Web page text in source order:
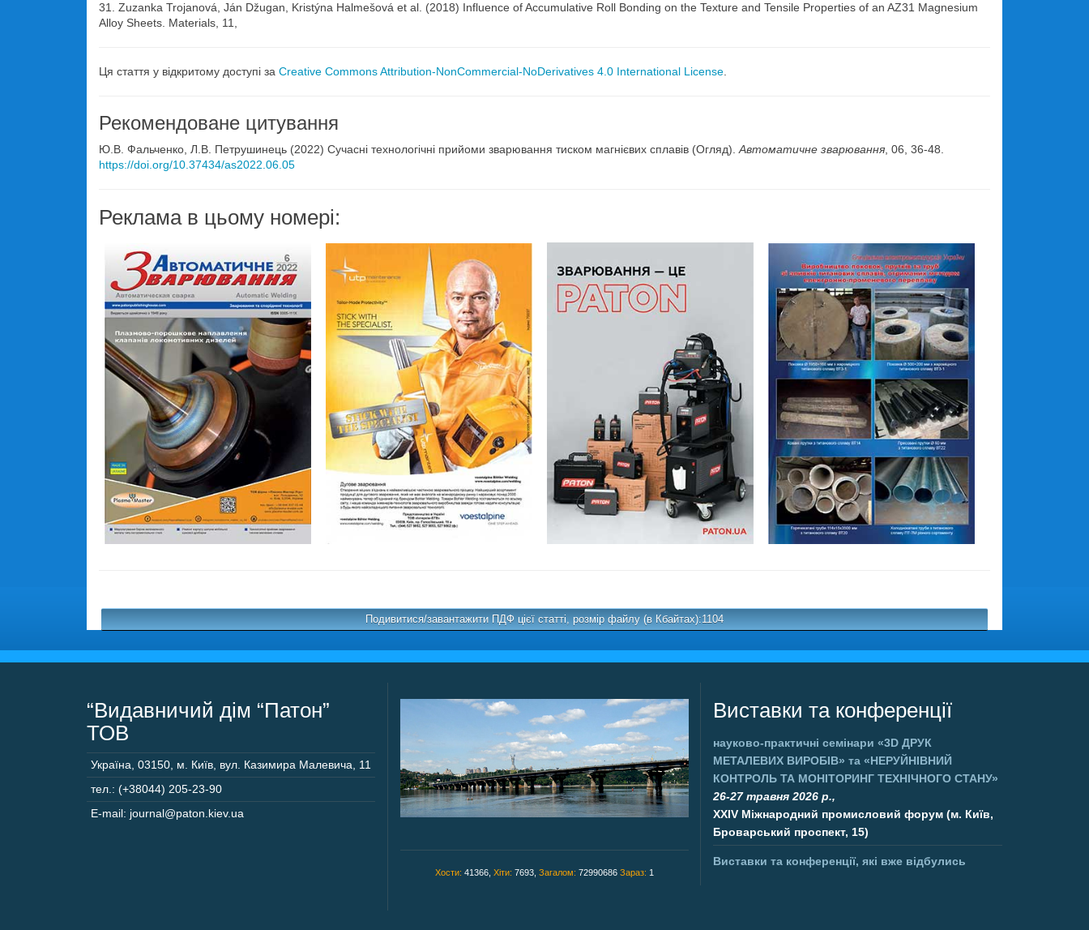
31. Zuzanka Trojanová, Ján Džugan, Kristýna Halmešová et al. (2018) Influence of Accumulative Roll Bonding on the Texture and Tensile Properties of an AZ31 Magnesium
Alloy Sheets. Materials, 11,
Ця стаття у відкритому доступі за Creative Commons Attribution-NonCommercial-NoDerivatives 4.0 International License
Рекомендоване цитування
Ю.В. Фальченко, Л.В. Петрушинець (2022) Сучасні технологічні прийоми зварювання тиском магнієвих сплавів (Огляд). Автоматичне зварювання , 06, 36-48.
https://doi.org/10.37434/as2022.06.05
Реклама в цьому номері:
Подивитися/завантажити ПДФ цієї статті, розмір файлу (в Кбайтах):1104
“Видавничий дім “Патон”
ТОВ
Україна 03150 м. Київ, вул. Казимира Малевича, 11
тел.: (+38044) 205-23-90
E-mail: journal@paton.kiev.ua
Хости: 41366, Хіти: 7693, Загалом: 72990686 Зараз: 1
Виставки та конференції
науково-практичні семінари«3D ДРУК
МЕТАЛЕВИХ ВИРОБІВ» та«НЕРУЙНІВНИЙ
КОНТРОЛЬ ТА МОНІТОРИНГ ТЕХНІЧНОГО СТАНУ»
26-27 травня 2026 р.,
XXIV Міжнародний промисловий форум (м. Київ,
Броварський проспект, 15)
Виставки та конференції, які вже відбулись